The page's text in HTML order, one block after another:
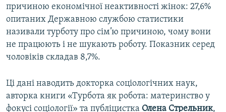
причиною економічної неактивності жінок: 27,6%
опитаних Державною службою статистики
називали турботу про сім’ю причиною, чому вони
не працюють і не шукають роботу. Показник серед
чоловіків складав 8,7%.
Ці дані наводить докторка соціологічних наук,
авторка книги «Турбота як робота: материнство у
фокусі соціології» та публіцистка Олена Стрельник,